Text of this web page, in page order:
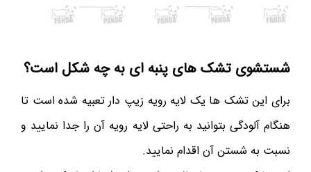
شستشوی تشک های پنبه ای به چه شکل است؟
برای این تشک ها یک لایه رویه زیپ دار تعبیه شده است تا
هنگام آلودگی بتوانید به راحتی لایه رویه آن را جدا نمایید و
نسبت به شستن آن اقدام نمایید.